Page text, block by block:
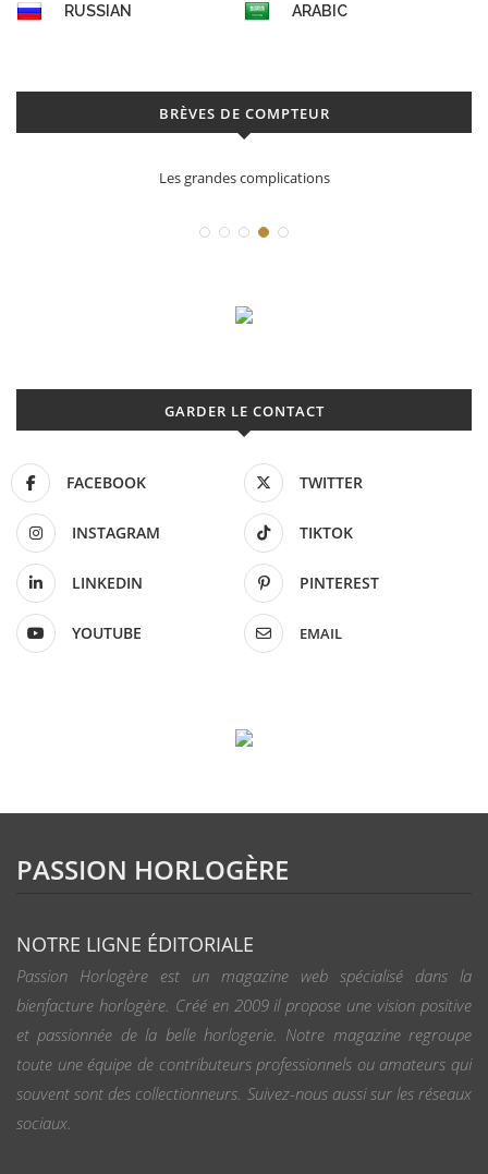
RUSSIAN
ARABIC
BRÈVES DE COMPTEUR
Les grandes complications
GARDER LE CONTACT
FACEBOOK TWITTER
INSTAGRAM TIKTOK
LINKEDIN PINTEREST
YOUTUBE EMAIL
PASSION HORLOGÈRE
NOTRE LIGNE ÉDITORIALE
Passion Horlogère est un magazine web spécialisé dans la
bienfacture horlogère. Créé en 2009 il propose une vision positive
et passionnée de la belle horlogerie. Notre magazine regroupe
toute une équipe de contributeurs professionnels ou amateurs qui
souvent sont des collectionneurs. Suivez-nous aussi sur les réseaux
sociaux.